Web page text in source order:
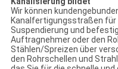
Wir können
Kanalfertigungsstraßen
Suspendierung und
Auftragnehmer oder den
Stählen/Spreizen über
den Rohrschellen und